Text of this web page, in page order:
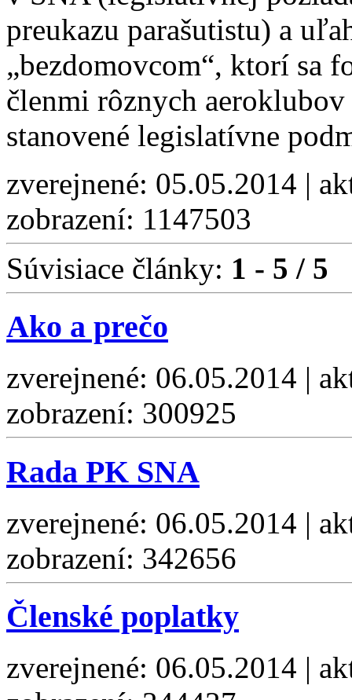
preukazu parašutistu) a
„bezdomovcom“, ktorí sa
členmi rôznych
stanovené legislatívne
zverejnené: 05.05.2014 |
zobrazení: 1147503
Súvisiace články: 1 - 5 / 5
Ako a prečo
zverejnené: 06.05.2014 |
zobrazení: 300925
Rada PK SNA
zverejnené: 06.05.2014 |
zobrazení: 342656
Členské poplatky
zverejnené: 06.05.2014 |